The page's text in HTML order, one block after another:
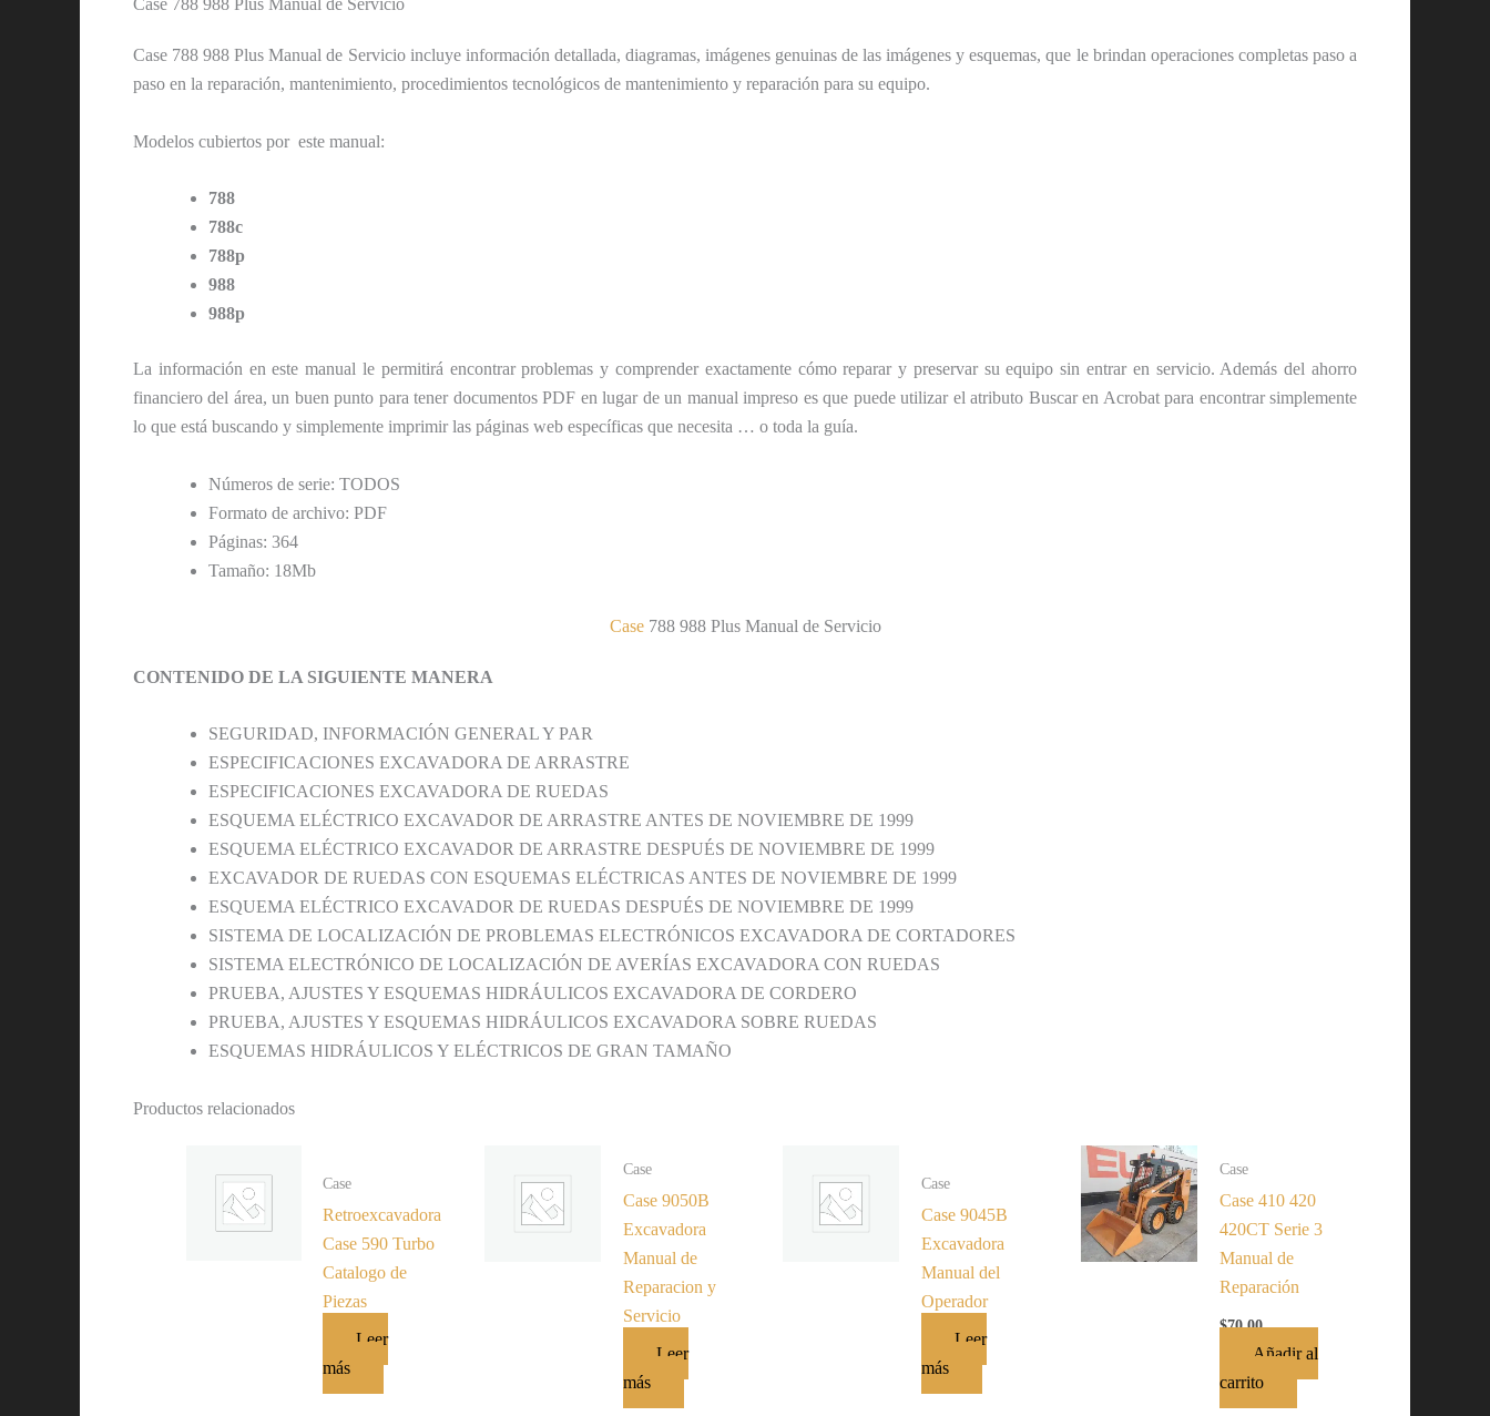
Case 788 988 Plus Manual de Servicio
Case 788 988 Plus Manual de Servicio incluye información detallada, diagramas, imágenes genuinas de las imágenes y esquemas, que le brindan operaciones completas paso a
paso en la reparación, mantenimiento, procedimientos tecnológicos de mantenimiento y reparación para su equipo.
Modelos cubiertos por este manual:
788
788c
788p
988
988p
La información en este manual le permitirá encontrar problemas y comprender exactamente cómo reparar y preservar su equipo sin entrar en servicio. Además del ahorro
financiero del área, un buen punto para tener documentos PDF en lugar de un manual impreso es que puede utilizar el atributo Buscar en Acrobat para encontrar simplemente
lo que está buscando y simplemente imprimir las páginas web específicas que necesita … o toda la guía.
Números de serie: TODOS
Formato de archivo: PDF
Páginas: 364
Tamaño: 18Mb
Case788 988 Plus Manual de Servicio
CONTENIDO DE LA SIGUIENTE MANERA
SEGURIDAD, INFORMACIÓN GENERAL Y PAR
ESPECIFICACIONES EXCAVADORA DE ARRASTRE
ESPECIFICACIONES EXCAVADORA DE RUEDAS
ESQUEMA ELÉCTRICO EXCAVADOR DE ARRASTRE ANTES DE NOVIEMBRE DE 1999
ESQUEMA ELÉCTRICO EXCAVADOR DE ARRASTRE DESPUÉS DE NOVIEMBRE DE 1999
EXCAVADOR DE RUEDAS CON ESQUEMAS ELÉCTRICAS ANTES DE NOVIEMBRE DE 1999
ESQUEMA ELÉCTRICO EXCAVADOR DE RUEDAS DESPUÉS DE NOVIEMBRE DE 1999
SISTEMA DE LOCALIZACIÓN DE PROBLEMAS ELECTRÓNICOS EXCAVADORA DE CORTADORES
SISTEMA ELECTRÓNICO DE LOCALIZACIÓN DE AVERÍAS EXCAVADORA CON RUEDAS
PRUEBA, AJUSTES Y ESQUEMAS HIDRÁULICOS EXCAVADORA DE CORDERO
PRUEBA, AJUSTES Y ESQUEMAS HIDRÁULICOS EXCAVADORA SOBRE RUEDAS
ESQUEMAS HIDRÁULICOS Y ELÉCTRICOS DE GRAN TAMAÑO
Productos relacionados
Case
Retroexcavadora
Case 590 Turbo
Catalogo de
Piezas
Leer
más
Case
Case 9050B
Excavadora
Manual de
Reparacion y
Servicio
Leer
más
Case
Case 9045B
Excavadora
Manual del
Operador
Leer
más
Case
Case 410 420
420CT Serie 3
Manual de
Reparación
$70.00
Añadir al
carrito